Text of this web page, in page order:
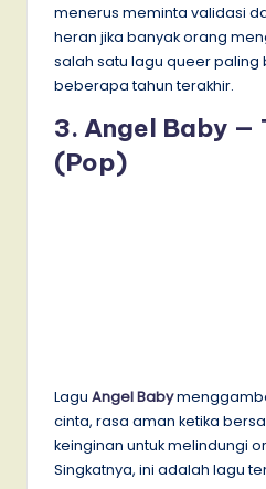
menerus meminta validasi
heran jika banyak orang
salah satu lagu queer
beberapa tahun terakhir.
3. Angel Baby —
(Pop)
Lagu Angel Baby
cinta, rasa aman ketika
keinginan untuk melindungi
Singkatnya, ini adalah lagu